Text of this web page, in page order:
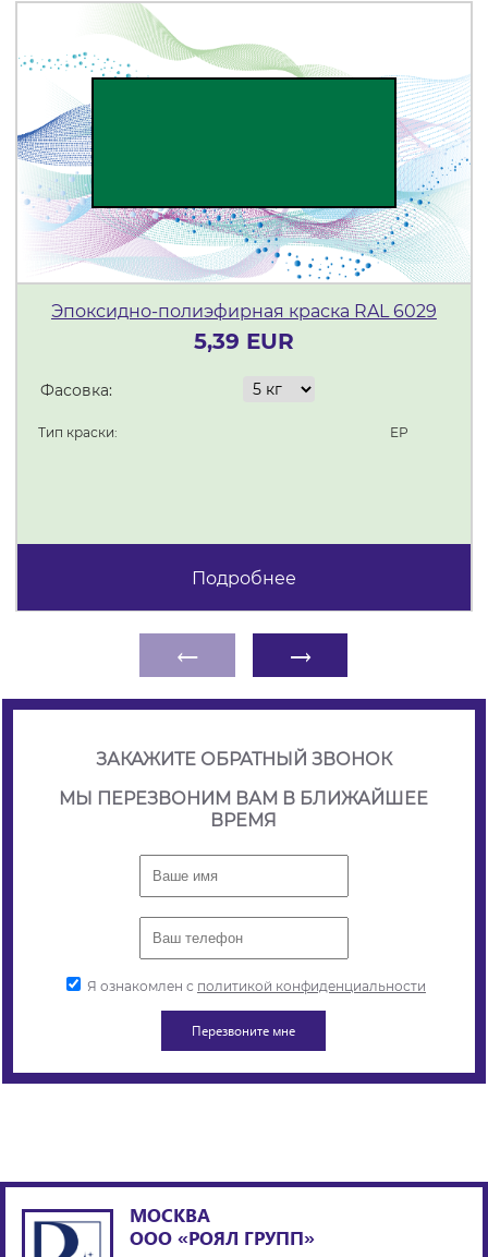
Эпоксидно-полиэфирная краска RAL 6029
5,39 EUR
Фасовка:
Тип краски: ЕР
Подробнее
← →
ЗАКАЖИТЕ ОБРАТНЫЙ ЗВОНОК
МЫ ПЕРЕЗВОНИМ ВАМ В БЛИЖАЙШЕЕ
ВРЕМЯ
Я ознакомлен с политикой конфиденциальности
МОСКВА
ООО «РОЯЛ ГРУПП»